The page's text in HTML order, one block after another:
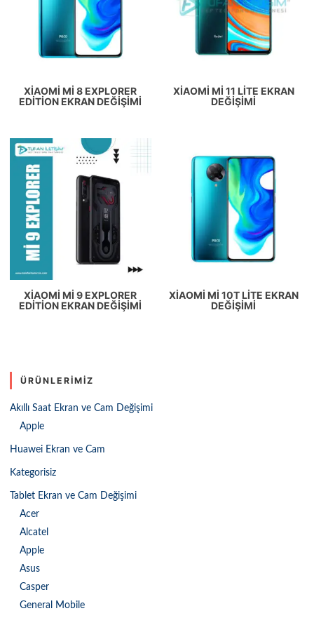
XIAOMI MI 8 EXPLORER
EDITION EKRAN DEĞIŞIMI
XIAOMI MI 11 LITE EKRAN
DEĞIŞIMI
XIAOMI MI 9 EXPLORER
EDITION EKRAN DEĞIŞIMI
XIAOMI MI 10T LITE EKRAN
DEĞIŞIMI
ÜRÜNLERIMIZ
Akıllı Saat Ekran ve Cam Değişimi
Apple
Huawei Ekran ve Cam
Kategorisiz
Tablet Ekran ve Cam Değişimi
Acer
Alcatel
Apple
Asus
Casper
General Mobile